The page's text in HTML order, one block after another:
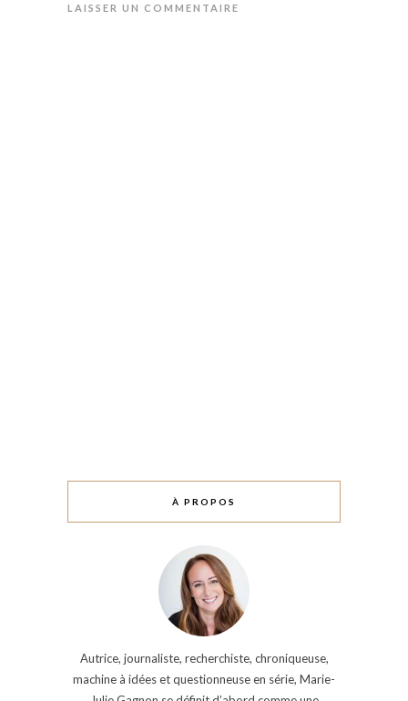
LAISSER UN COMMENTAIRE
À PROPOS
Autrice, journaliste, recherchiste, chroniqueuse,
machine à idées et questionneuse en série, Marie-